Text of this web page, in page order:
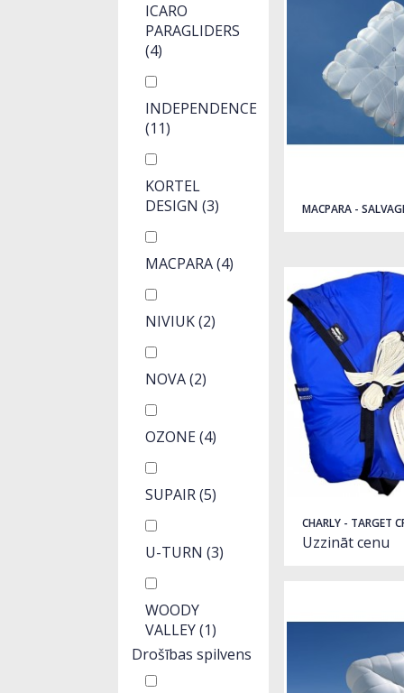
ICARO
PARAGLIDERS
(4)
INDEPENDENCE
(11)
KORTEL
DESIGN (3)
MACPARA(4)
NIVIUK(2)
NOVA(2)
OZONE(4)
SUPAIR(5)
U-TURN (3)
WOODY
VALLEY(1)
Drošības spilvens
MACPARA -
CHARLY - TARGET
Uzzināt cenu